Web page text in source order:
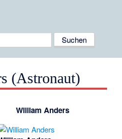
(Astronaut)
William Anders